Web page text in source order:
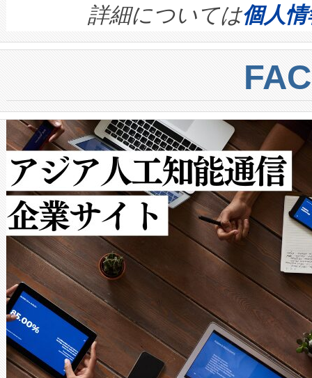
quality and reliability for AI
BESS stack to ensure battery
centers. Voltaiqは、ai&のAI
からシステム統合、試運転、
クルの各段階のデータを監視
[…]
す。ノーマルモードでは、
ートル先まで検出でき、これ
トに対して約600メートルに
では、反射率10％のターゲッ
で向上し、最大検知距離は
ットだけで最大1キロメート
ルの変電所周囲を監視でき、
作業と点群処理を簡素化でき
Avia 2は、2種類のFOVオプシ
× 80°のノーマルモード、長
ードを切り替えて使用するこ
ることなく、単一のデバイス
うにします。遠距離まで届く
詳細については個人